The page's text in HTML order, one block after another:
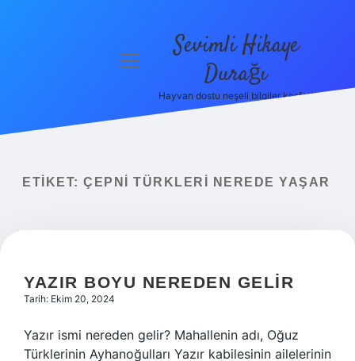
menüyü
Sevimli Hikaye
Durağı
Hayvan dostu neşeli bilgiler keşfet!
ETIKET: ÇEPNI TÜRKLERI NEREDE YAŞAR
YAZIR BOYU NEREDEN GELIR
Tarih: Ekim 20, 2024
Yazır ismi nereden gelir? Mahallenin adı, Oğuz
Türklerinin Ayhanoğulları Yazır kabilesinin ailelerinin